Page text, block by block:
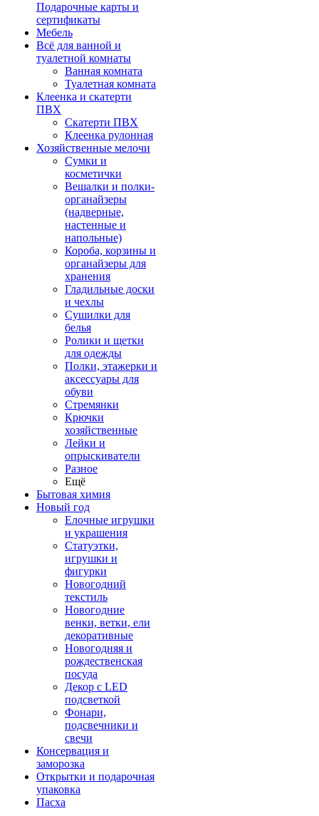
Подарочные карты и
сертификаты
Мебель
Всё для ванной и
туалетной комнаты
Ванная комната
Туалетная комната
Клеенка и скатерти
ПВХ
Скатерти ПВХ
Клеенка рулонная
Хозяйственные мелочи
Сумки и
косметички
Вешалки и полки-
органайзеры
(надверные,
настенные и
напольные)
Короба, корзины и
органайзеры для
хранения
Гладильные доски
и чехлы
Сушилки для
белья
Ролики и щетки
для одежды
Полки, этажерки и
аксессуары для
обуви
Стремянки
Крючки
хозяйственные
Лейки и
опрыскиватели
Разное
Ещё
Бытовая химия
Новый год
Елочные игрушки
и украшения
Статуэтки,
игрушки и
фигурки
Новогодний
текстиль
Новогодние
венки, ветки, ели
декоративные
Новогодняя и
рождественская
посуда
Декор с LED
подсветкой
Фонари,
подсвечники и
свечи
Консервация и
заморозка
Открытки и подарочная
упаковка
Пасха